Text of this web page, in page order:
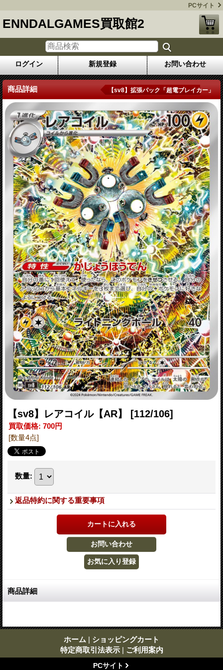
PCサイト
ENNDALGAMES買取館2
ログイン 新規登録 お問い合わせ
商品詳細 【sv8】拡張パック「超電ブレイカー」
【sv8】レアコイル【AR】 [112/106]
買取価格: 700円
[数量4点]
数量:
返品特約に関する重要事項
商品詳細
ホーム | ショッピングカート
特定商取引法表示 | ご利用案内
PCサイト